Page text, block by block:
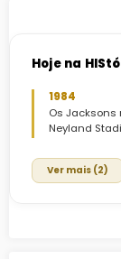
Hoje na
1984
Os Jacksons
Neyland
Ver mais (2)